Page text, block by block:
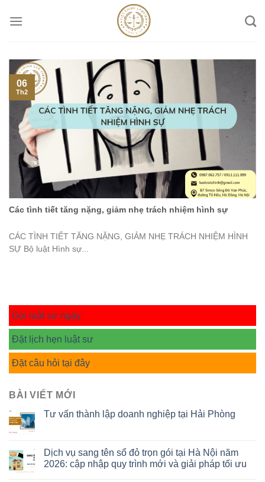
Các tình tiết tăng nặng, giảm nhẹ trách nhiệm hình sự
CÁC TÌNH TIẾT TĂNG NẶNG, GIẢM NHẸ TRÁCH NHIỆM HÌNH
SỰ Bộ luật Hình sự...
06
Th2
Gọi luật sư ngay
Đặt lịch hẹn luật sư
Đặt câu hỏi tại đây
BÀI VIẾT MỚI
Tư vấn thành lập doanh nghiệp tại Hải Phòng
Dịch vụ sang tên sổ đỏ trọn gói tại Hà Nội năm
2026: cập nhập quy trình mới và giải pháp tối ưu